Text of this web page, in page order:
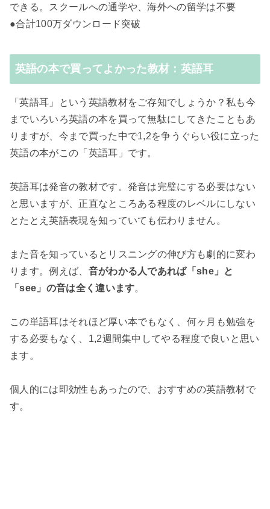
できる。スクールへの通学や、海外への留学は不要
●合計100万ダウンロード突破
英語の本で買ってよかった教材：英語耳
「英語耳」という英語教材をご存知でしょうか？私も今
までいろいろ英語の本を買って無駄にしてきたこともあ
りますが、今まで買った中で1,2を争うぐらい役に立った
英語の本がこの「英語耳」です。
英語耳は発音の教材です。発音は完璧にする必要はない
と思いますが、正直なところある程度のレベルにしない
とたとえ英語表現を知っていても伝わりません。
また音を知っているとリスニングの伸び方も劇的に変わ
ります。例えば、 音がわかる人であれば「she」と
「see」の音は全く違います。
この単語耳はそれほど厚い本でもなく、何ヶ月も勉強を
する必要もなく、1,2週間集中してやる程度で良いと思い
ます。
個人的には即効性もあったので、おすすめの英語教材で
す。